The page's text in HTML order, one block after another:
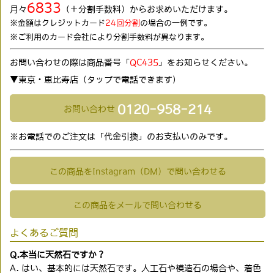
月々 6833 （＋分割手数料）からお求めいただけます。
※金額はクレジットカード24回分割 の場合の一例です。
※ご利用のカード会社により分割手数料が異なります。
お問い合わせの際は商品番号「QC435」をお知らせください。
▼東京・恵比寿店（タップで電話できます)
お問い合わせ 0120-958-214
※お電話でのご注文は「代金引換」のお支払いのみです。
この商品をInstagram（DM）で問い合わせる
この商品をメールで問い合わせる
よくあるご質問
Q.本当に天然石ですか？
A. はい、基本的には天然石です。人工石や模造石の場合や、着色